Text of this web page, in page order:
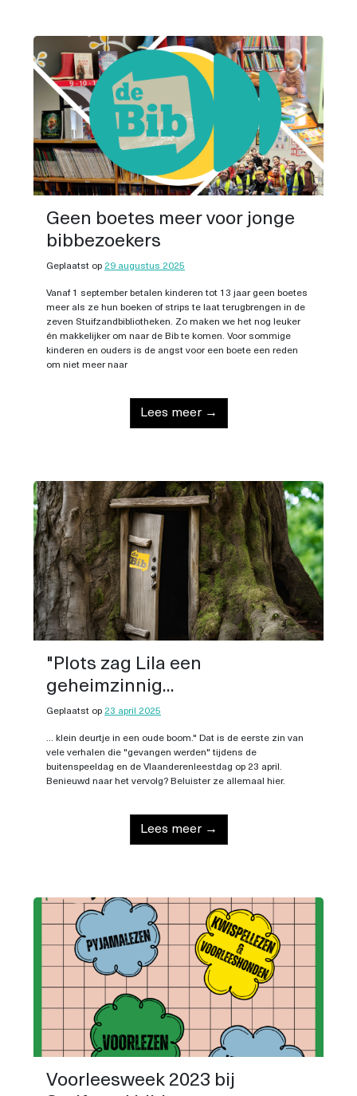
Geen boetes meer voor jonge
bibbezoekers
Geplaatst op 29 augustus 2025
Vanaf 1 september betalen kinderen tot 13 jaar geen boetes
meer als ze hun boeken of strips te laat terugbrengen in de
zeven Stuifzandbibliotheken. Zo maken we het nog leuker
én makkelijker om naar de Bib te komen. Voor sommige
kinderen en ouders is de angst voor een boete een reden
om niet meer naar
Lees meer →
"Plots zag Lila een
geheimzinnig...
Geplaatst op 23 april 2025
... klein deurtje in een oude boom." Dat is de eerste zin van
vele verhalen die "gevangen werden" tijdens de
buitenspeeldag en de Vlaanderenleestdag op 23 april.
Benieuwd naar het vervolg? Beluister ze allemaal hier.
Lees meer →
Voorleesweek 2023 bij